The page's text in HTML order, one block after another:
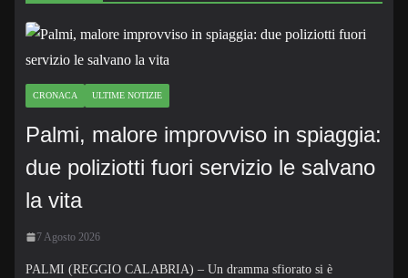
CRONACA ULTIME NOTIZIE
Palmi, malore improvviso in spiaggia:
due poliziotti fuori servizio le salvano
la vita
7 Agosto 2026
PALMI (REGGIO CALABRIA) – Un dramma sfiorato si è